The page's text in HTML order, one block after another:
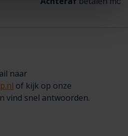
naar
of kijk op onze
vind snel antwoorden.